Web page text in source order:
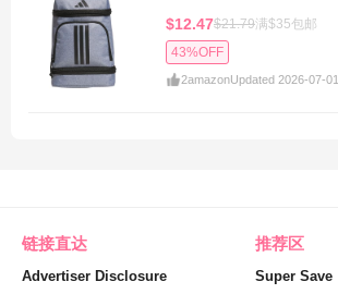
$12.47$21.79满$35包邮
43%OFF
2amazonUpdated 2026-07-01
链接直达
Advertiser Disclosure
推荐区
Super Save